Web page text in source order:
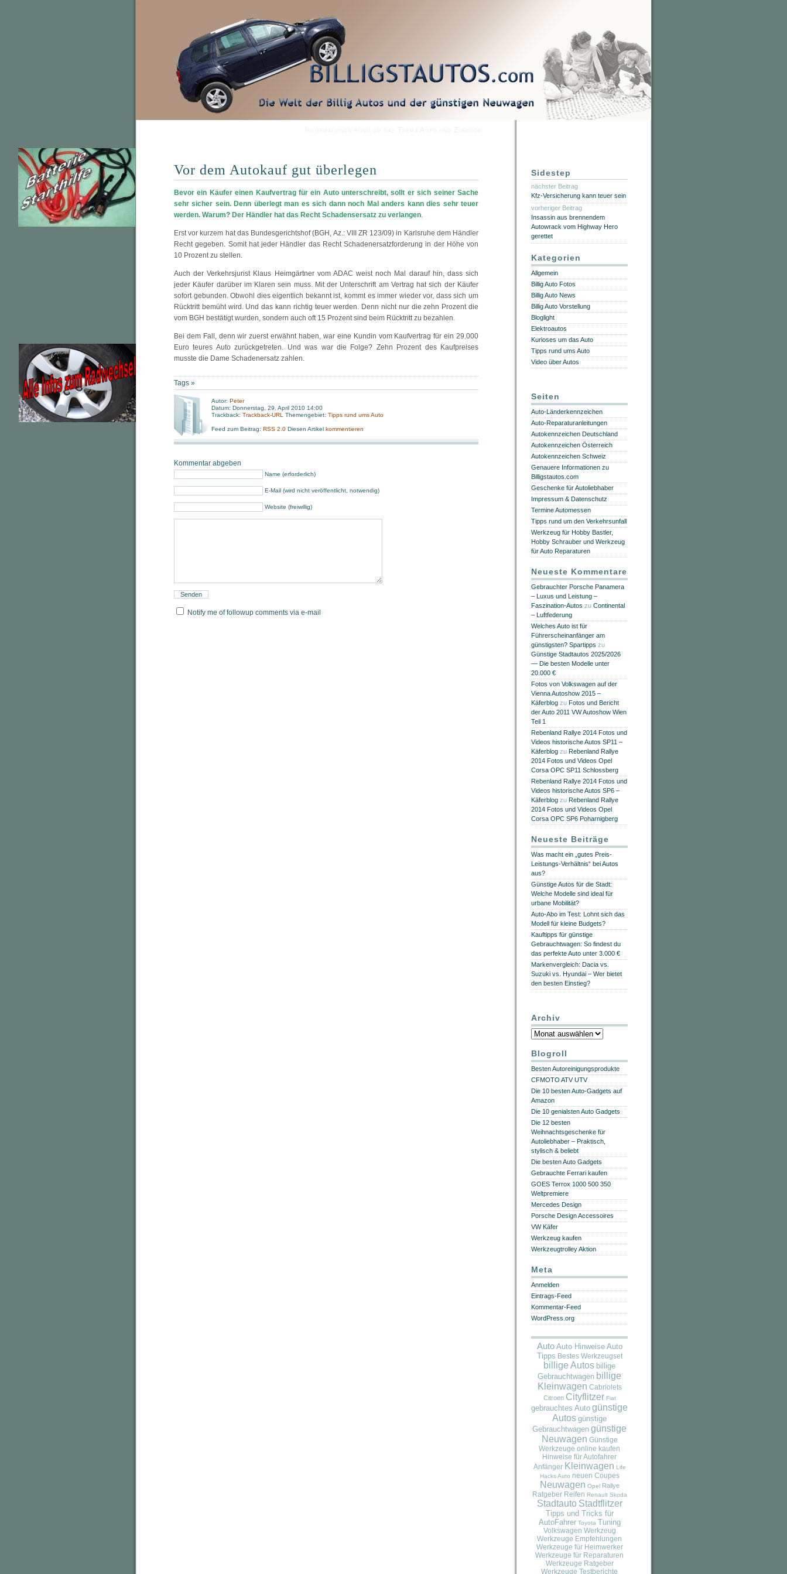
Vor dem Autokauf gut überlegen
Bevor ein Käufer einen Kaufvertrag für ein Auto unterschreibt, sollt er sich seiner Sache
sehr sicher sein. Denn überlegt man es sich dann noch Mal anders kann dies sehr teuer
werden. Warum? Der Händler hat das Recht Schadensersatz zu verlangen.
Erst vor kurzem hat das Bundesgerichtshof (BGH, Az.: VIII ZR 123/09) in Karlsruhe dem Händler
Recht gegeben. Somit hat jeder Händler das Recht Schadenersatzforderung in der Höhe von
10 Prozent zu stellen.
Auch der Verkehrsjurist Klaus Heimgärtner vom ADAC weist noch Mal darauf hin, dass sich
jeder Käufer darüber im Klaren sein muss. Mit der Unterschrift am Vertrag hat sich der Käufer
sofort gebunden. Obwohl dies eigentlich bekannt ist, kommt es immer wieder vor, dass sich um
Rücktritt bemüht wird. Und das kann richtig teuer werden. Denn nicht nur die zehn Prozent die
vom BGH bestätigt wurden, sondern auch oft 15 Prozent sind beim Rücktritt zu bezahlen.
Bei dem Fall, denn wir zuerst erwähnt haben, war eine Kundin vom Kaufvertrag für ein 29.000
Euro teures Auto zurückgetreten. Und was war die Folge? Zehn Prozent des Kaufpreises
musste die Dame Schadenersatz zahlen.
Tags »
Autor: Peter
Datum: Donnerstag, 29. April 2010 14:00
Trackback: Trackback-URL Themengebiet: Tipps rund ums Auto
Feed zum Beitrag: RSS 2.0 Diesen Artikel kommentieren
Kommentar abgeben
Name (erforderlich)
E-Mail (wird nicht veröffentlicht, notwendig)
Website (freiwillig)
Notify me of followup comments via e-mail
Sidestep
nächster Beitrag
Kfz-Versicherung kann teuer sein
vorheriger Beitrag
Insassin aus brennendem
Autowrack vom Highway Hero
gerettet
Kategorien
Allgemein
Billig Auto Fotos
Billig Auto News
Billig Auto Vorstellung
Bloglight
Elektroautos
Kurioses um das Auto
Tipps rund ums Auto
Video über Autos
Seiten
Auto-Länderkennzeichen
Auto-Reparaturanleitungen
Autokennzeichen Deutschland
Autokennzeichen Österreich
Autokennzeichen Schweiz
Genauere Informationen zu
Billigstautos.com
Geschenke für Autoliebhaber
Impressum & Datenschutz
Termine Automessen
Tipps rund um den Verkehrsunfall
Werkzeug für Hobby Bastler,
Hobby Schrauber und Werkzeug
für Auto Reparaturen
Neueste Kommentare
Gebrauchter Porsche Panamera
– Luxus und Leistung –
Faszination-Autos zu Continental
– Luftfederung
Welches Auto ist für
Führerscheinanfänger am
günstigsten? Spartipps zu
Günstige Stadtautos 2025/2026
— Die besten Modelle unter
20.000 €
Fotos von Volkswagen auf der
Vienna Autoshow 2015 –
Käferblog zu Fotos und Bericht
der Auto 2011 VW Autoshow Wien
Teil 1
Rebenland Rallye 2014 Fotos und
Videos historische Autos SP11 –
Käferblog zu Rebenland Rallye
2014 Fotos und Videos Opel
Corsa OPC SP11 Schlossberg
Rebenland Rallye 2014 Fotos und
Videos historische Autos SP6 –
Käferblog zu Rebenland Rallye
2014 Fotos und Videos Opel
Corsa OPC SP6 Poharnigberg
Neueste Beiträge
Was macht ein „gutes Preis-
Leistungs-Verhältnis“ bei Autos
aus?
Günstige Autos für die Stadt:
Welche Modelle sind ideal für
urbane Mobilität?
Auto-Abo im Test: Lohnt sich das
Modell für kleine Budgets?
Kauftipps für günstige
Gebrauchtwagen: So findest du
das perfekte Auto unter 3.000 €
Markenvergleich: Dacia vs.
Suzuki vs. Hyundai – Wer bietet
den besten Einstieg?
Archiv
Archiv
Blogroll
Besten Autoreinigungsprodukte
CFMOTO ATV UTV
Die 10 besten Auto-Gadgets auf
Amazon
Die 10 genialsten Auto Gadgets
Die 12 besten
Weihnachtsgeschenke für
Autoliebhaber – Praktisch,
stylisch & beliebt
Die besten Auto Gadgets
Gebrauchte Ferrari kaufen
GOES Terrox 1000 500 350
Weltpremiere
Mercedes Design
Porsche Design Accessoires
VW Käfer
Werkzeug kaufen
Werkzeugtrolley Aktion
Meta
Anmelden
Eintrags-Feed
Kommentar-Feed
WordPress.org
Auto Auto Hinweise Auto
Tipps Bestes Werkzeugset
billige Autos billige
Gebrauchtwagen billige
Kleinwagen Cabriolets
Citroen Cityflitzer Fiat
gebrauchtes Auto günstige
Autos günstige
Gebrauchtwagen günstige
Neuwagen Günstige
Werkzeuge online kaufen
Hinweise für Autofahrer
Anfänger Kleinwagen Life
Hacks Auto neuen Coupes
Neuwagen Opel Rallye
Ratgeber Reifen Renault Skoda
Stadtauto Stadtflitzer
Tipps und Tricks für
AutoFahrer Toyota Tuning
Volkswagen Werkzeug
Werkzeuge Empfehlungen
Werkzeuge für Heimwerker
Werkzeuge für Reparaturen
Werkzeuge Ratgeber
Werkzeuge Testberichte